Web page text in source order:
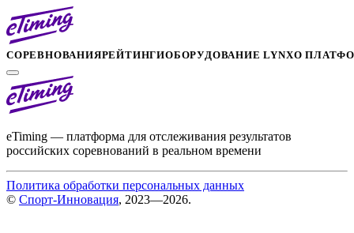
СОРЕВНОВАНИЯРЕЙТИНГИОБОРУДОВАНИЕ LYNXО
eTiming — платформа для отслеживания результатов
российских соревнований в реальном времени
Политика обработки персональных данных
© Спорт-Инновация, 2023—2026.